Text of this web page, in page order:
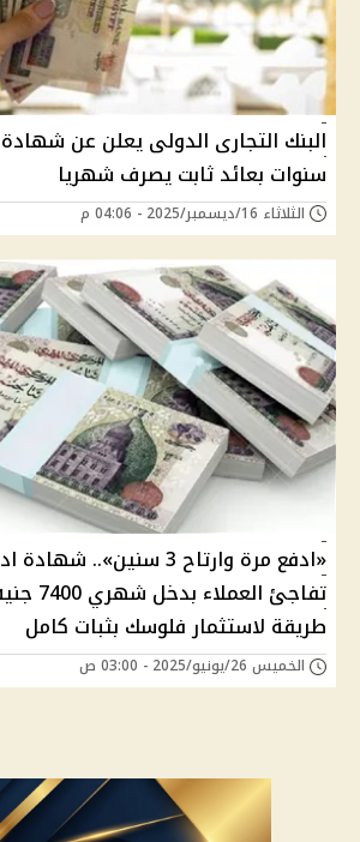
سنوات بعائد ثابت يصرف شهريا
الثلاثاء 16/ديسمبر/2025 - 04:06 م
«ادفع مرة وارتاح 3 سنين»..
تفاجئ
طريقة لاستثمار فلوسك بثبات كامل
الخميس 26/يونيو/2025 - 03:00 ص